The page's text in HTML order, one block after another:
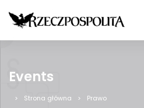
Events
Strona główna Prawo